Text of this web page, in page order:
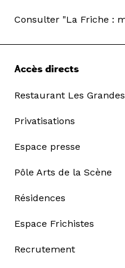
Consulter "La Friche :
Accès directs
Restaurant Les
Privatisations
Espace presse
Pôle Arts de la Scène
Résidences
Espace Frichistes
Recrutement